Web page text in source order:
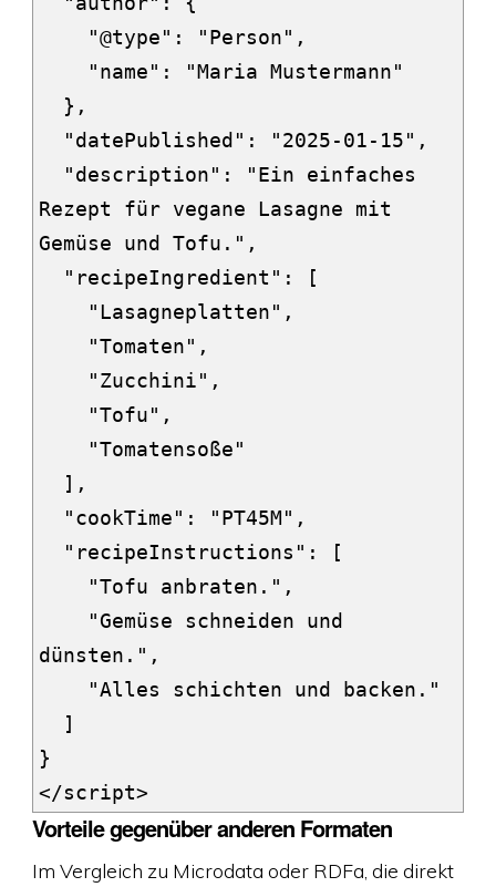
Rezept für vegane Lasagne mit
Gemüse und Tofu.",
dünsten.",
}
Vorteile gegenüber anderen Formaten
Im Vergleich zu Microdata oder RDFa, die direkt